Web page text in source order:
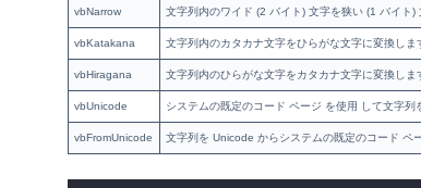
vbNarrow 文字列内のワイド (2 バイト) 文字を狭い (1 バイト)
vbKatakana 文字列内のカタカナ文字をひらがな文字に変換しま
vbHiragana 文字列内のひらがな文字をカタカナ文字に変換しま
vbUnicode システムの既定のコード ページ を使用 して文字列
vbFromUnicode 文字列を Unicode からシステムの既定のコード ペ